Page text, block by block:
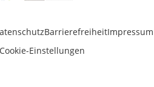
BarrierefreiheitImpressum
Cookie-Einstellungen